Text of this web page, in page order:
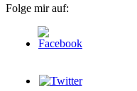
Folge mir auf: